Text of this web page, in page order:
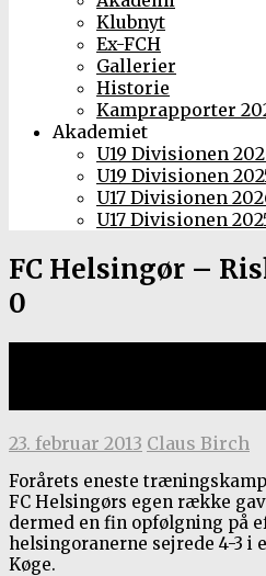
Klubnyt
Ex-FCH
Gallerier
Historie
Kamprapporter
Akademiet
U19 Divisionen
U19 Divisionen
U17 Divisionen
U17 Divisionen
FC Helsingør –
0
23. februar 2013 Claus Birch
Forårets eneste
FC Helsingørs egen række
dermed en fin opfølgning på
helsingoranerne sejrede 4-3 i
Køge.